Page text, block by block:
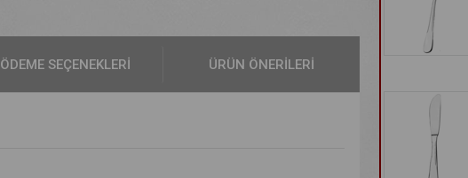
ÖDEME SEÇENEKLERI ÜRÜN ÖNERILERI